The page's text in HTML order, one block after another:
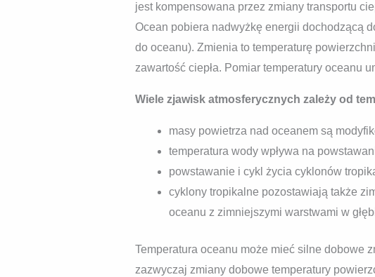
jest kompensowana przez zmiany transportu
Ocean pobiera nadwyżkę energii dochodzącą
do oceanu). Zmienia to temperaturę
zawartość ciepła. Pomiar temperatury oceanu
Wiele zjawisk atmosferycznych zależy od
masy powietrza nad oceanem są
temperatura wody wpływa na
powstawanie i cykl życia cyklonów
cyklony tropikalne pozostawiają także
oceanu z zimniejszymi warstwami w
Temperatura oceanu może mieć silne dobowe
zazwyczaj zmiany dobowe temperatury